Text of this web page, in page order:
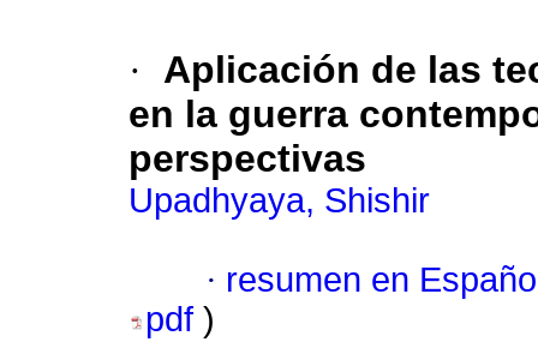
·
Aplicación de las
en la guerra
perspectivas
Upadhyaya, Shishir
· resumen en
pdf )